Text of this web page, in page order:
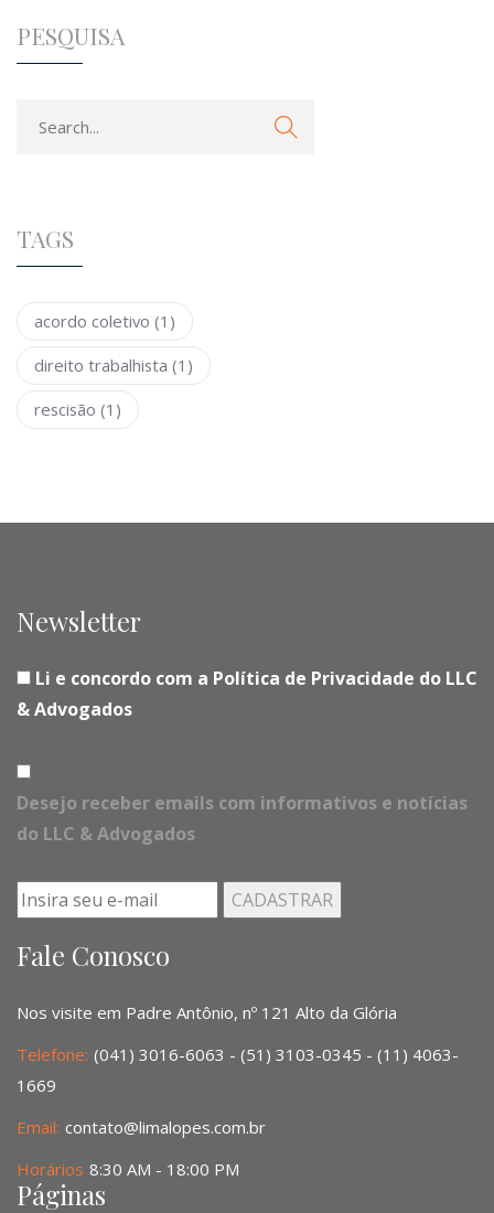
PESQUISA
TAGS
acordo coletivo (1)
direito trabalhista (1)
rescisão (1)
Newsletter
Li e concordo com a Política de Privacidade do LLC
& Advogados
Desejo receber emails com informativos e notícias
do LLC & Advogados
Fale Conosco
Nos visite em Padre Antônio, nº 121 Alto da Glória
Telefone: (041) 3016-6063 - (51) 3103-0345 - (11) 4063-
1669
Email: contato@limalopes.com.br
Horários 8:30 AM - 18:00 PM
Páginas